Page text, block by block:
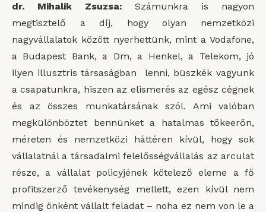
dr. Mihalik Zsuzsa: Számunkra is nagyon
megtisztelő a díj, hogy olyan nemzetközi
nagyvállalatok között nyerhettünk, mint a Vodafone,
a Budapest Bank, a Dm, a Henkel, a Telekom, jó
ilyen illusztris társaságban lenni, büszkék vagyunk
a csapatunkra, hiszen az elismerés az egész cégnek
és az összes munkatársának szól. Ami valóban
megkülönböztet bennünket a hatalmas tőkeerőn,
méreten és nemzetközi háttéren kívül, hogy sok
vállalatnál a társadalmi felelősségvállalás az arculat
része, a vállalat policyjének kötelező eleme a fő
profitszerző tevékenység mellett, ezen kívül nem
mindig önként vállalt feladat – noha ez nem von le a